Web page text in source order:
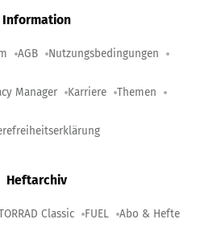
Information
AGB Nutzungsbedingungen
Manager Karriere Themen
Heftarchiv
Classic FUEL Abo & Hefte